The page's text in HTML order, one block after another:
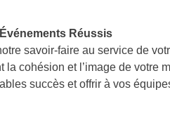
Réussis
savoir-faire au service de
cohésion et l’image de votre
succès et offrir à vos